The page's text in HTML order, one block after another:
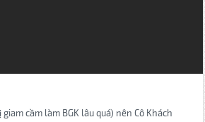
cầm làm BGK lâu quá) nên Cô Khách